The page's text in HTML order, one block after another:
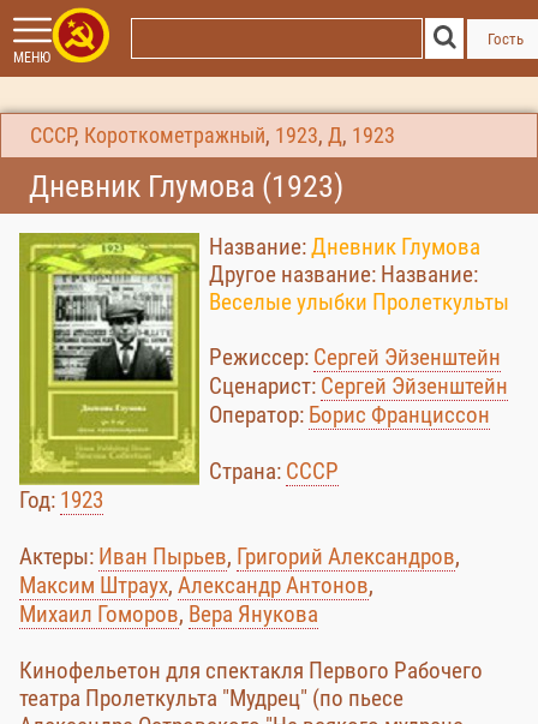
МЕНЮ
Гость
СССР, Короткометражный, 1923, Д, 1923
Дневник Глумова (1923)
Название:Дневник Глумова
Другое название: Название:
Веселые улыбки Пролеткульты
Режиссер: Сергей Эйзенштейн
Сценарист: Сергей Эйзенштейн
Оператор: Борис Франциссон
Страна: СССР
Год: 1923
Актеры: Иван Пырьев, Григорий Александров,
Максим Штраух, Александр Антонов,
Михаил Гоморов, Вера Янукова
Кинофельетон для спектакля Первого Рабочего
театра Пролеткульта "Мудрец" (по пьесе